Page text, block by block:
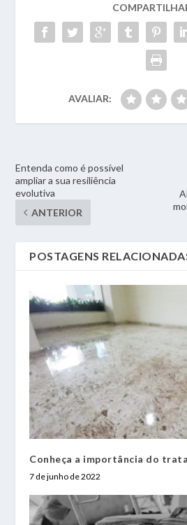
AVALIAR:
Entenda como é possível
ampliar a sua resiliência
evolutiva
ANTERIOR
POSTAGENS
Conheça a importância do
7 de junho de 2022